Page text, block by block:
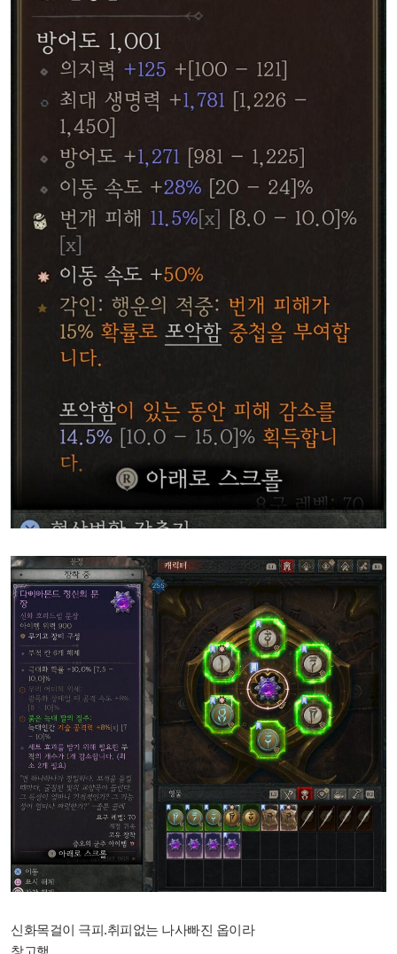
신화목걸이 극피.취피없는 나사빠진 옵이라
창고행..